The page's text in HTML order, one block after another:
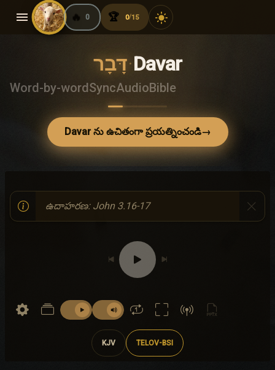
menu 🔥 0 🏆 0/15 light_mode
דָּבָר·Davar
Word-by-wordSyncAudioBible
Davar ను ఉచితంగా ప్రయత్నించండి→
KJV TELOV-BSI